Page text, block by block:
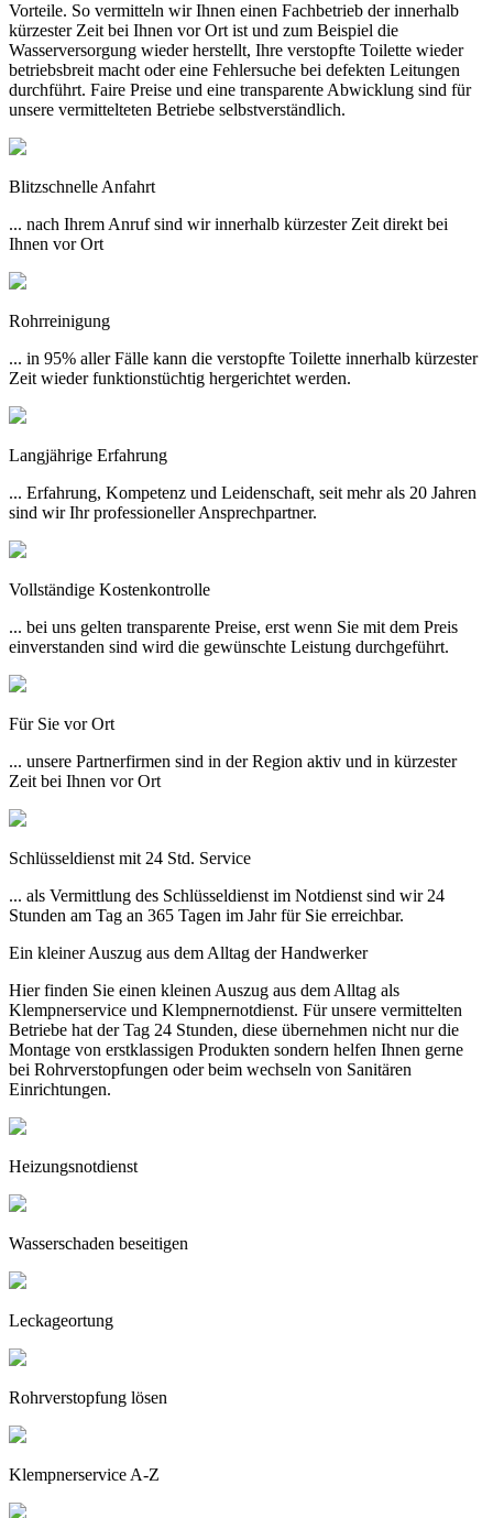
Vorteile. So vermitteln wir Ihnen einen Fachbetrieb der innerhalb
kürzester Zeit bei Ihnen vor Ort ist und zum Beispiel die
Wasserversorgung wieder herstellt, Ihre verstopfte Toilette wieder
betriebsbreit macht oder eine Fehlersuche bei defekten Leitungen
durchführt. Faire Preise und eine transparente Abwicklung sind für
unsere vermittelteten Betriebe selbstverständlich.
Blitzschnelle Anfahrt
... nach Ihrem Anruf sind wir innerhalb kürzester Zeit direkt bei
Ihnen vor Ort
Rohrreinigung
... in 95% aller Fälle kann die verstopfte Toilette innerhalb kürzester
Zeit wieder funktionstüchtig hergerichtet werden.
Langjährige Erfahrung
... Erfahrung, Kompetenz und Leidenschaft, seit mehr als 20 Jahren
sind wir Ihr professioneller Ansprechpartner.
Vollständige Kostenkontrolle
... bei uns gelten transparente Preise, erst wenn Sie mit dem Preis
einverstanden sind wird die gewünschte Leistung durchgeführt.
Für Sie vor Ort
... unsere Partnerfirmen sind in der Region aktiv und in kürzester
Zeit bei Ihnen vor Ort
Schlüsseldienst mit 24 Std. Service
... als Vermittlung des Schlüsseldienst im Notdienst sind wir 24
Stunden am Tag an 365 Tagen im Jahr für Sie erreichbar.
Ein kleiner Auszug aus dem Alltag der Handwerker
Hier finden Sie einen kleinen Auszug aus dem Alltag als
Klempnerservice und Klempnernotdienst. Für unsere vermittelten
Betriebe hat der Tag 24 Stunden, diese übernehmen nicht nur die
Montage von erstklassigen Produkten sondern helfen Ihnen gerne
bei Rohrverstopfungen oder beim wechseln von Sanitären
Einrichtungen.
Heizungsnotdienst
Wasserschaden beseitigen
Leckageortung
Rohrverstopfung lösen
Klempnerservice A-Z